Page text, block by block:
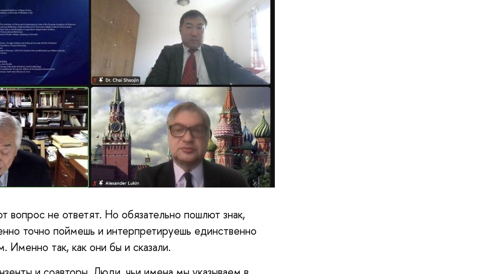
вопрос не ответят. Но обязательно пошлют знак,
точно поймешь и интерпретируешь единственно
Именно так, как они бы и сказали.